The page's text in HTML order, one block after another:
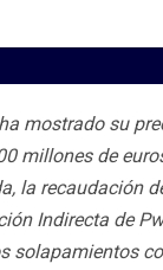
mostrado su
millones de
la recaudación
Indirecta de
solapamientos